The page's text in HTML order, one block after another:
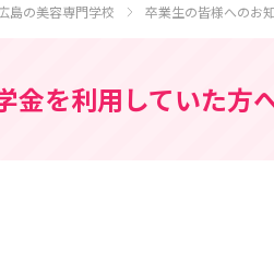
島の美容専門学校 卒業生の皆様へのお
金を利用していた方